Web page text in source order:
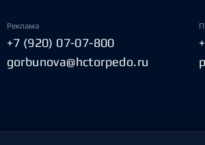
Реклама
+7 (920) 07-07-800
gorbunova@hctorpedo.ru